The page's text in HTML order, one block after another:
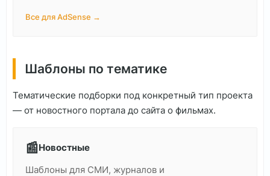
Все для AdSense →
Шаблоны по тематике
Тематические подборки под конкретный тип проекта
— от новостного портала до сайта о фильмах.
📰Новостные
Шаблоны для СМИ, журналов и